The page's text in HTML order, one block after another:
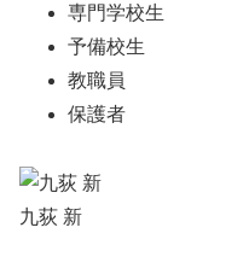
専門学校生
予備校生
教職員
保護者
九荻 新